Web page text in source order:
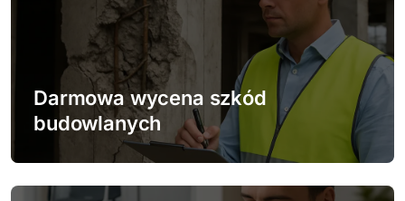
i
Darmowa wycena szkód
budowlanych